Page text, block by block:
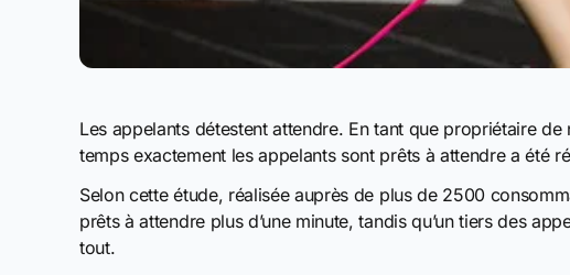
Les appelants détestent attendre. En tant que propriétaire
temps exactement les appelants sont prêts à attendre a été
Selon cette étude, réalisée auprès de plus de 2500
prêts à attendre plus d’une minute, tandis qu’un tiers des
tout.